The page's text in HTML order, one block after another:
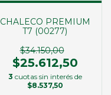
CHALECO PREMIUM
T7 (00277)
$34.150,00
$25.612,50
3 cuotas sin interés de
$8.537,50